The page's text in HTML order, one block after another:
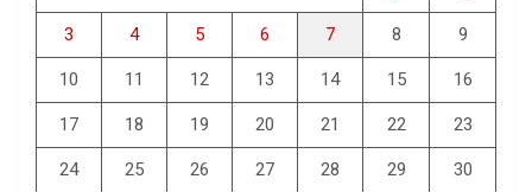
3 4 5 6 7 8 9
10 11 12 13 14 15 16
17 18 19 20 21 22 23
24 25 26 27 28 29 30